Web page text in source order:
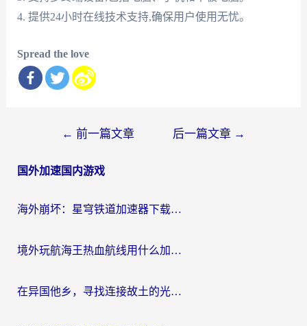
4. 提供24小时在线技术支持,确保用户使用无忧。
Spread the love
导
← 前一篇文章 后一篇文章 →
国外加速国内游戏
海外崩坏：星穹铁道加速器下载安装：一份给游子的终极网络指南
境外玩航海王热血航线用什么加速器？2026海外玩家实测最优方案（附欧洲问道堡垒前线加速技巧）
在异国他乡，寻找连接故土的光明大陆免费加速器